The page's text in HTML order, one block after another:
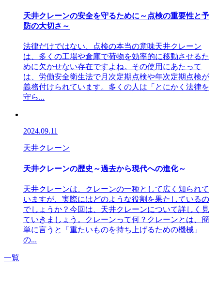
天井クレーンの安全を守るために～点検の重要性と予
防の大切さ～
法律だけではない、点検の本当の意味天井クレーン
は、多くの工場や倉庫で荷物を効率的に移動させるた
めに欠かせない存在ですよね。その使用にあたって
は、労働安全衛生法で月次定期点検や年次定期点検が
義務付けられています。多くの人は「とにかく法律を
守ら...
2024.09.11
天井クレーン
天井クレーンの歴史～過去から現代への進化～
天井クレーンは、クレーンの一種として広く知られて
いますが、実際にはどのような役割を果たしているの
でしょうか？今回は、天井クレーンについて詳しく見
ていきましょう。クレーンって何？クレーンとは、簡
単に言うと「重たいものを持ち上げるための機械」
の...
一覧